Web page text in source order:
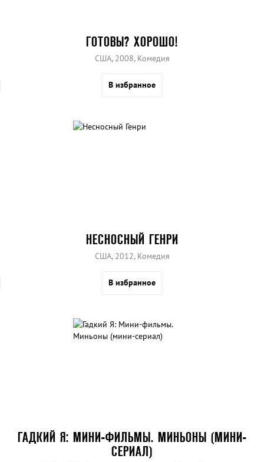
ГОТОВЫ? ХОРОШО!
США, 2008, Комедия
В избранное
НЕСНОСНЫЙ ГЕНРИ
США, 2012, Комедия
В избранное
ГАДКИЙ Я: МИНИ-ФИЛЬМЫ. МИНЬОНЫ (МИНИ-
СЕРИАЛ)